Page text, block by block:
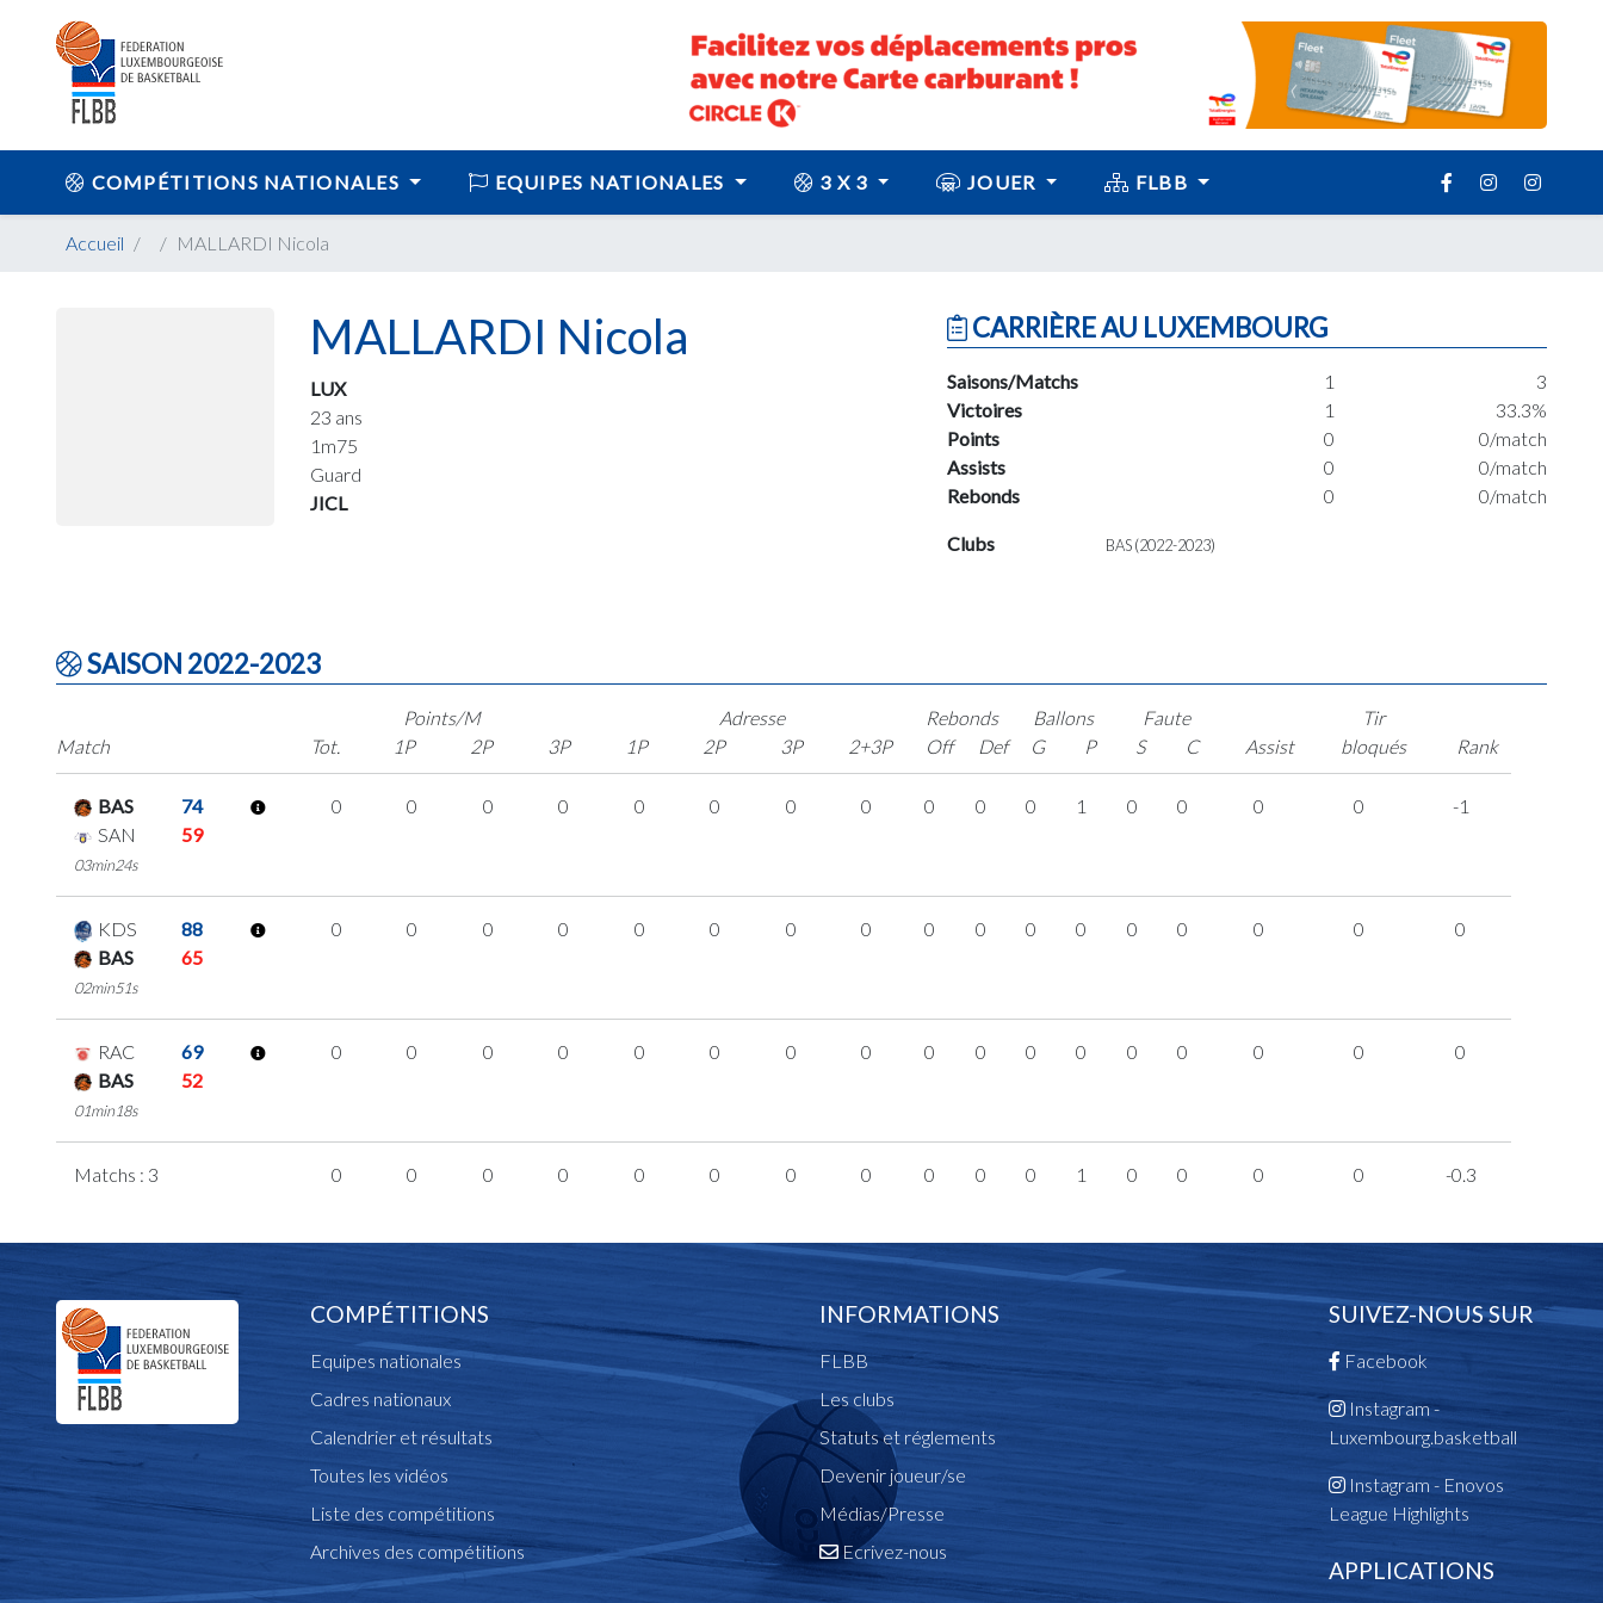
COMPÉTITIONS NATIONALES EQUIPES NATIONALES 3 X 3 JOUER FLBB
Accueil MALLARDI Nicola
MALLARDI Nicola
LUX
23 ans
1m75
Guard
JICL
CARRIÈRE AU LUXEMBOURG
Saisons/Matchs 1
3
Victoires
1
33.3%
Points
0
0/match
Assists
0
0/match
Rebonds
0 0/match
Clubs BAS (2022-2023)
SAISON 2022-2023
Match
Points/M
Tot.
1P 2P 3P
Adresse
1P
2P 3P 2+3P
Rebonds
Off
Def
Ballons
G
P
Faute
S
C Assist
Tir
bloqués
Rank
BAS
74
SAN
59
03min24s
0 0 0 0 0 0 0 0 0 0 0 1 0 0 0 0 -1
KDS
88
BAS
65
02min51s
0 0 0 0 0 0 0 0 0 0 0 0 0 0 0 0 0
RAC
69
BAS
52
01min18s
0 0 0 0 0 0 0 0 0 0 0 0 0 0 0 0 0
Matchs : 3 0 0 0 0 0 0 0 0 0 0 0 1 0 0 0 0 -0.3
COMPÉTITIONS
Equipes nationales
Cadres nationaux
Calendrier et résultats
Toutes les vidéos
Liste des compétitions
Archives des compétitions
INFORMATIONS
FLBB
Les clubs
Statuts et réglements
Devenir joueur/se
Médias/Presse
Ecrivez-nous
SUIVEZ-NOUS SUR
Facebook
Instagram -
Luxembourg.basketball
Instagram - Enovos
League Highlights
APPLICATIONS